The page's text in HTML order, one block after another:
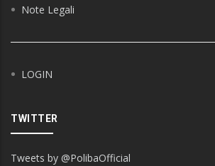
Note Legali
LOGIN
TWITTER
Tweets by @PolibaOfficial